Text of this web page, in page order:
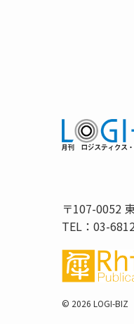
〒107-0052
TEL：03-
© 2026 LOGI-BIZ